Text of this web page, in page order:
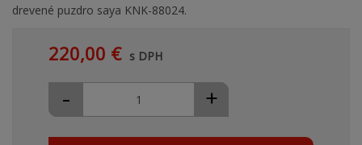
drevené puzdro saya KNK-88024.
220,00 € s DPH
+
-